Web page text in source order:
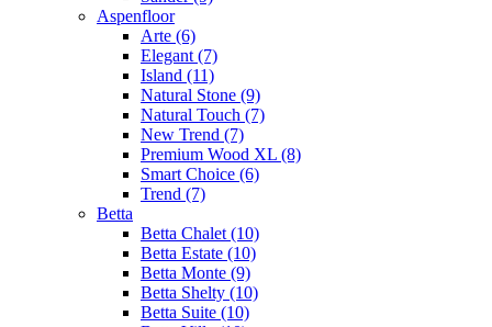
Aspenfloor
Arte (6)
Elegant (7)
Island (11)
Natural Stone (9)
Natural Touch (7)
New Trend (7)
Premium Wood XL (8)
Smart Choice (6)
Trend (7)
Betta
Betta Chalet (10)
Betta Estate (10)
Betta Monte (9)
Betta Shelty (10)
Betta Suite (10)